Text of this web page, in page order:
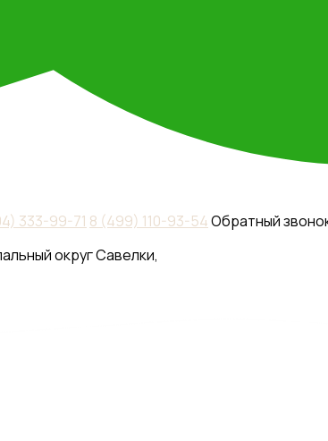
333-99-71 8 (499) 110-93-54Обратный
округ Савелки,